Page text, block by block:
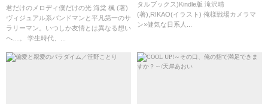
君だけのメロディ僕だけの光 海棠 楓 (著)
ヴィジュアル系バンドマンと平凡第一のサ
ラリーマン。いつしか友情とは異なる想い
へ…。 学生時代、...
タルブックス)Kindle版 滝沢晴
(著),RIKAO(イラスト) 俺様戦場カメラマ
ン×健気な日系人...